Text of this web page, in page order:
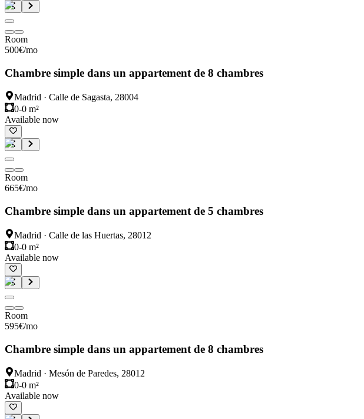
Room
500€/mo
Chambre simple dans un appartement de 8 chambres
Madrid · Calle de Sagasta, 28004
0-0 m²
Available now
Room
665€/mo
Chambre simple dans un appartement de 5 chambres
Madrid · Calle de las Huertas, 28012
0-0 m²
Available now
Room
595€/mo
Chambre simple dans un appartement de 8 chambres
Madrid · Mesón de Paredes, 28012
0-0 m²
Available now